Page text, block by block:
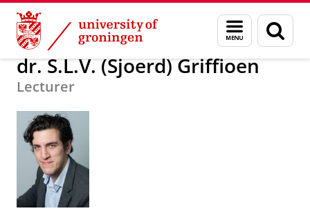
Skip
Content
Skip
Navigation
Menu
and
search
page
About us dr. S.L.V. (Sjoerd) Griffioen
dr. S.L.V. (Sjoerd) Griffioen
Lecturer